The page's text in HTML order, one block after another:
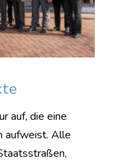
auf, die eine
aufweist. Alle